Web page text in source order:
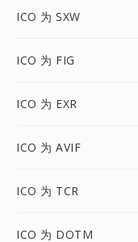
ICO 为 SXW
ICO 为 FIG
ICO 为 EXR
ICO 为 AVIF
ICO 为 TCR
ICO 为 DOTM